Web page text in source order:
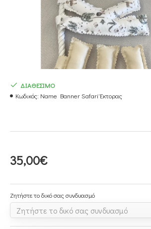
35,00€
ΔΙΑΘΕΣΙΜΟ
Κωδικός: Name Banner Safari Έκτορας
Ζητήστε το δικό σας συνδυασμό